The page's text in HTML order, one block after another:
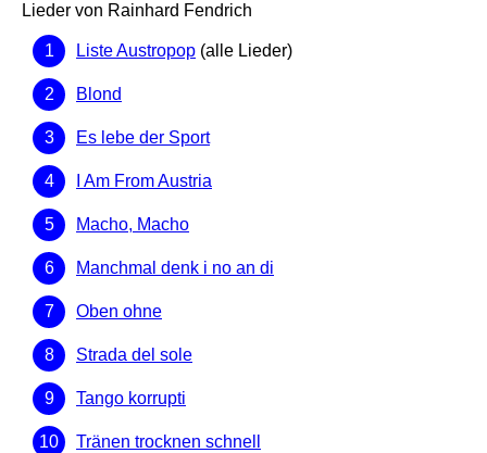
Lieder von Rainhard Fendrich
Liste Austropop (alle Lieder)
Blond
Es lebe der Sport
I Am From Austria
Macho, Macho
Manchmal denk i no an di
Oben ohne
Strada del sole
Tango korrupti
Tränen trocknen schnell